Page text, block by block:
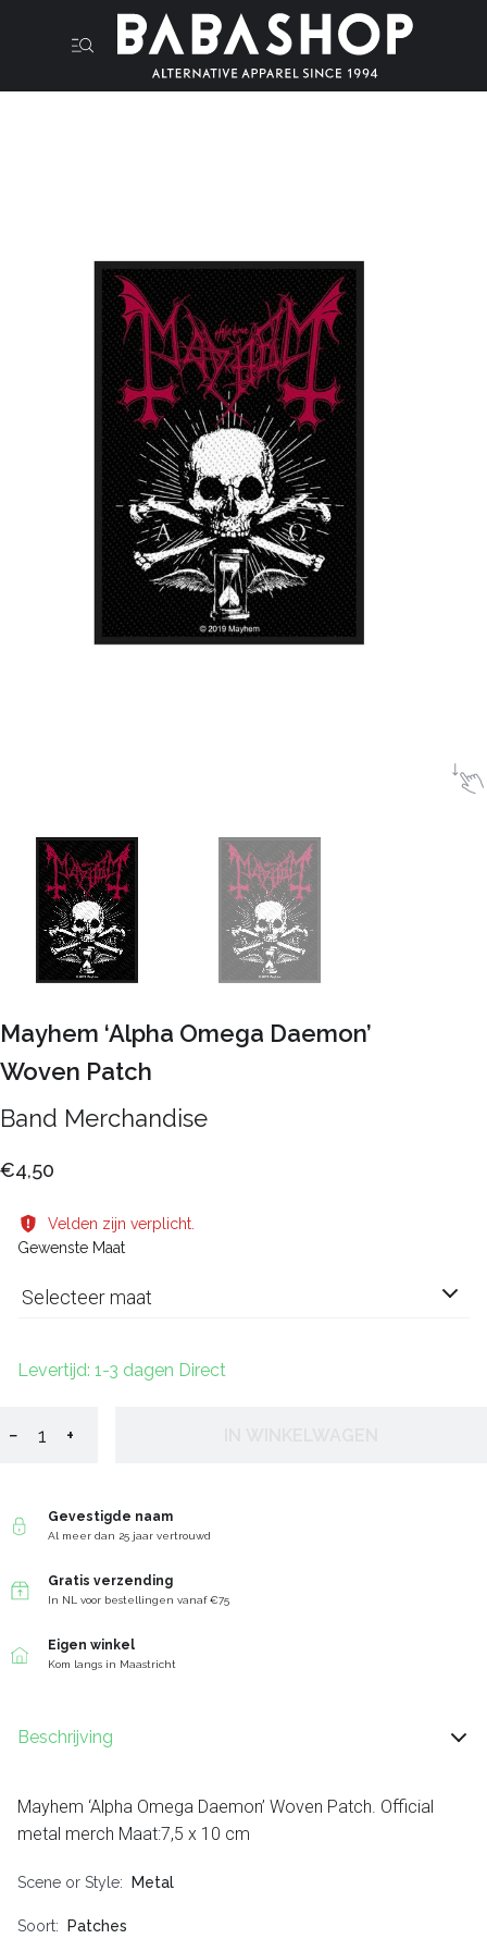
Mayhem ‘Alpha Omega Daemon’
Woven Patch
Band Merchandise
€4,50
Velden zijn verplicht.
Gewenste Maat
Selecteer maat
Levertijd: 1-3 dagen Direct
− +
Gevestigde naam
Al meer dan 25 jaar vertrouwd
Gratis verzending
In NL voor bestellingen vanaf €75
Eigen winkel
Kom langs in Maastricht
Beschrijving
Mayhem ‘Alpha Omega Daemon’ Woven Patch. Official
metal merch Maat:7,5 x 10 cm
Scene or Style Metal
Soort Patches